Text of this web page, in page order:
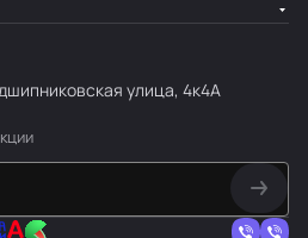
улица, 4к4А